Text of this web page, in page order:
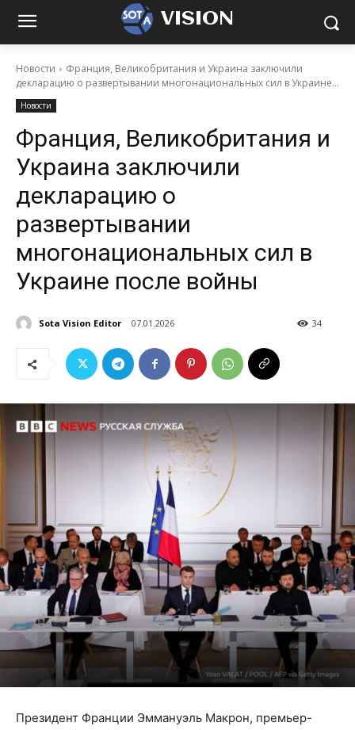
VISION
Новости
Франция, Великобритания и Украина заключили
декларацию о развертывании многонациональных сил в Украине...
Новости
Франция, Великобритания и
Украина заключили
декларацию о
развертывании
многонациональных сил в
Украине после войны
Sota Vision Editor 07.01.2026 34
Президент Франции Эммануэль Макрон, премьер-